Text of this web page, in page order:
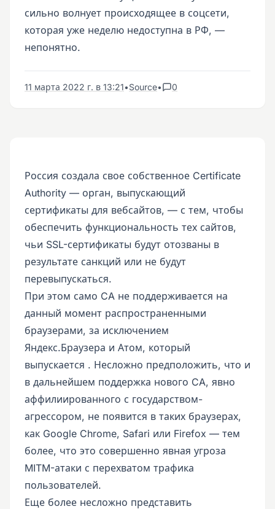
сильно волнует происходящее в соцсети,
которая уже неделю недоступна в РФ, —
непонятно.
11 марта 2022 г. в 13:21•Source• 0
Россия создала свое собственное Certificate
Authority — орган, выпускающий
сертификаты для вебсайтов, — с тем, чтобы
обеспечить функциональность тех сайтов,
чьи SSL-сертификаты будут отозваны в
результате санкций или не будут
перевыпускаться.
При этом само CA не поддерживается на
данный момент распространенными
браузерами, за исключением
Яндекс.Браузера и Атом, который
выпускается . Несложно предположить, что и
в дальнейшем поддержка нового CA, явно
аффилиированного с государством-
агрессором, не появится в таких браузерах,
как Google Chrome, Safari или Firefox — тем
более, что это совершенно явная угроза
MITM-атаки с перехватом трафика
пользователей.
Еще более несложно представить